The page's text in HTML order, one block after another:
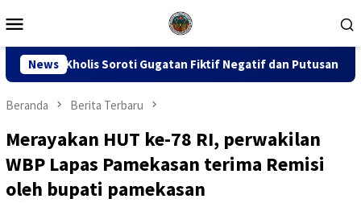
ke
Mobile
News
Gugatan Fiktif Negatif dan Putusan PK 155 Sidang
Beranda Berita Terbaru
Merayakan HUT ke-78 RI, perwakilan
WBP Lapas Pamekasan terima Remisi
oleh bupati pamekasan